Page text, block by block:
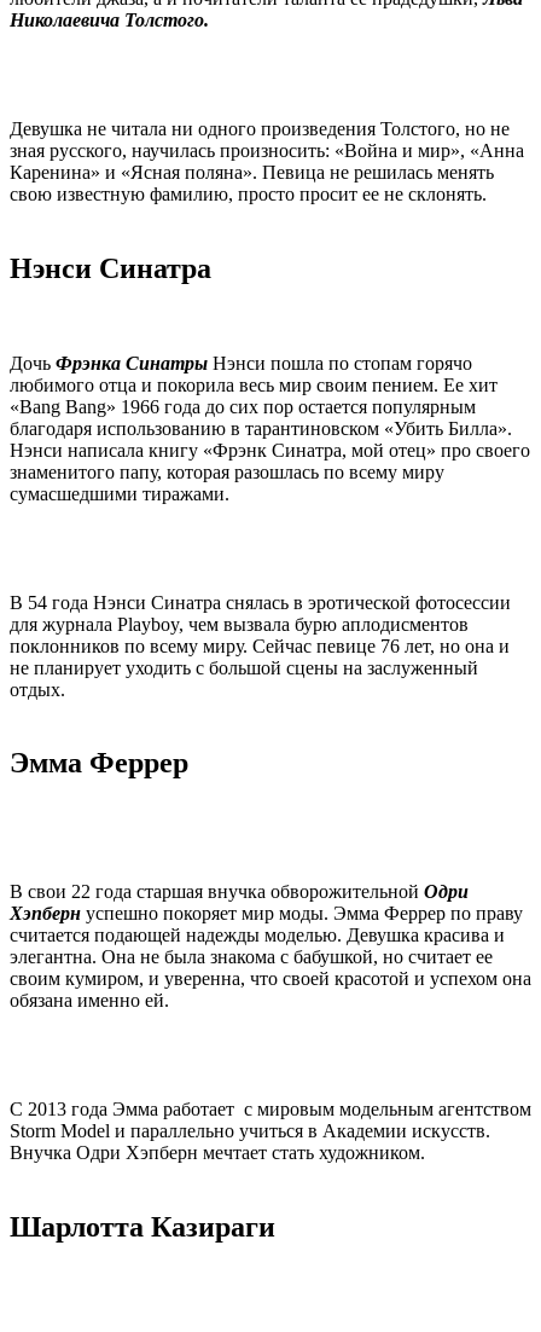
Николаевича Толстого.
Девушка не читала ни одного произведения Толстого, но не
зная русского, научилась произносить: «Война и мир», «Анна
Каренина» и «Ясная поляна». Певица не решилась менять
свою известную фамилию, просто просит ее не склонять.
Нэнси Синатра
Дочь Фрэнка Синатры Нэнси пошла по стопам горячо
любимого отца и покорила весь мир своим пением. Ее хит
«Bang Bang» 1966 года до сих пор остается популярным
благодаря использованию в тарантиновском «Убить Билла».
Нэнси написала книгу «Фрэнк Синатра, мой отец» про своего
знаменитого папу, которая разошлась по всему миру
сумасшедшими тиражами.
В 54 года Нэнси Синатра снялась в эротической фотосессии
для журнала Playboy, чем вызвала бурю аплодисментов
поклонников по всему миру. Сейчас певице 76 лет, но она и
не планирует уходить с большой сцены на заслуженный
отдых.
Эмма Феррер
В свои 22 года старшая внучка обворожительной Одри
Хэпберн успешно покоряет мир моды. Эмма Феррер по праву
считается подающей надежды моделью. Девушка красива и
элегантна. Она не была знакома с бабушкой, но считает ее
своим кумиром, и уверенна, что своей красотой и успехом она
обязана именно ей.
С 2013 года Эмма работает с мировым модельным агентством
Storm Model и параллельно учиться в Академии искусств.
Внучка Одри Хэпберн мечтает стать художником.
Шарлотта Казираги